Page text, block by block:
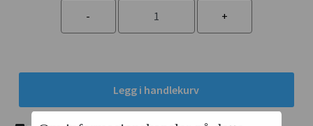
Legg i handlekurv